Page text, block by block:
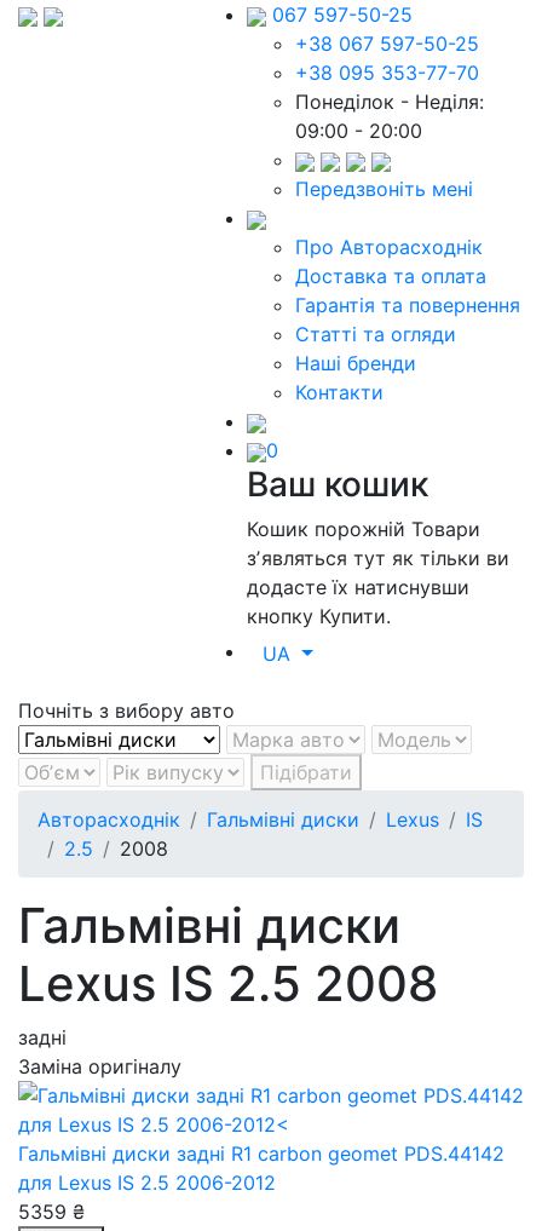
067 597-50-25
+38 067 597-50-25
+38 095 353-77-70
Понеділок - Неділя:
09:00 - 20:00
Передзвоніть мені
Про Авторасходнік
Доставка та оплата
Гарантія та повернення
Статті та огляди
Наші бренди
Контакти
0
Ваш кошик
Кошик порожнійТовари
зʼявляться тут як тільки ви
додасте їх натиснувши
кнопку Купити.
UA
Почніть з вибору авто
Підібрати
Авторасходнік
Гальмівні диски Lexus
IS
2.5
2008
Гальмівні диски
Lexus IS 2.5 2008
задні
Заміна оригіналу
Гальмівні диски задні R1 carbon geomet PDS.44142
для Lexus IS 2.5 2006-2012
5359 ₴